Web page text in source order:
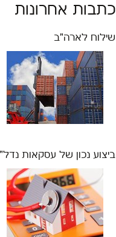
כתבות אחרונות
שילוח לארה"ב
ביצוע נכון של עסקאות